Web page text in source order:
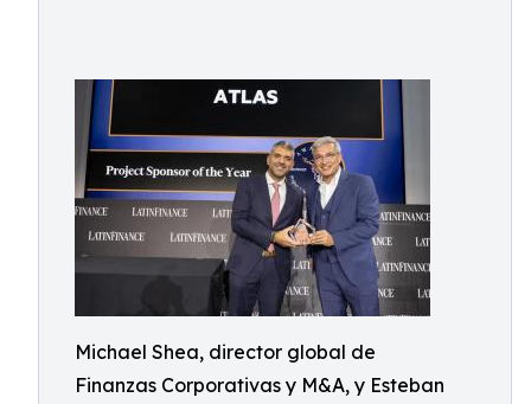
Michael Shea, director global de
Finanzas Corporativas y M&A, y Esteban